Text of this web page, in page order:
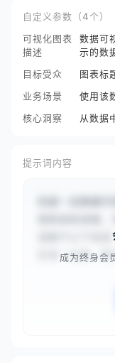
自定义参数（4个）
可视化图表
描述
数据可
示的数
目标受众
图表标
业务场景
使用该
核心洞察
从数据
提示词内容
请基于以下信
区域（北美、
成为终身会